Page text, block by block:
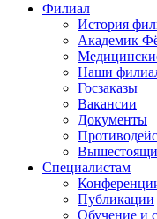
Филиал
История
Академик
Наши
Госзаказы
Вакансии
Документы
Специалистам
Публикации
Обучение и